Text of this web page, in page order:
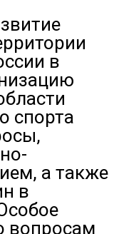
в
спорта
а также
в
вопросам